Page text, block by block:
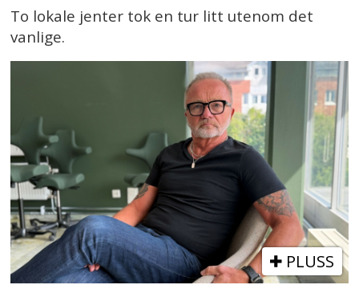
To lokale jenter tok en tur litt utenom det
vanlige.
PLUSS